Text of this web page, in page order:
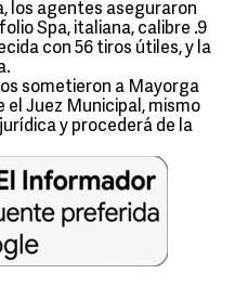
los agentes aseguraron
Spa, italiana, calibre .9
con 56 tiros útiles, y la
sometieron a Mayorga
el Juez Municipal, mismo
y procederá de la